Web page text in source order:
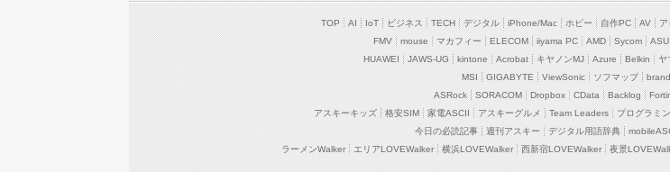
TOP AI IoT ビジネス TECH デジタル iPhone/Mac ホビー 自作PC AV
FMV
mouse マカフィー ELECOM iiyama PC AMD Sycom
HUAWEI
JAWS-UG kintone Acrobat キヤノンMJ Azure Belkin ヤ
MSI
GIGABYTE ViewSonic ソフマップ
ASRock
SORACOM Dropbox CData Backlog
アスキーキッズ
格安SIM 家電ASCII アスキーグルメ Team Leaders プログラミ
今日の必読記事
週刊アスキー デジタル用語辞典
ラーメンWalker
エリアLOVEWalker 横浜LOVEWalker 西新宿LOVEWalker 夜景